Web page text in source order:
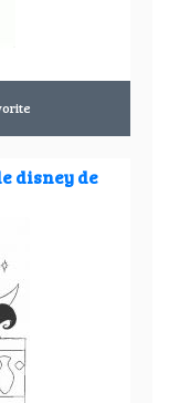
disney de